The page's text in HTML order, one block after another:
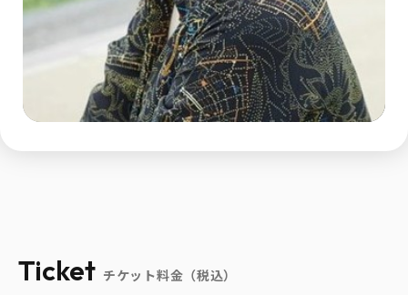
Ticket チケット料金（税込）